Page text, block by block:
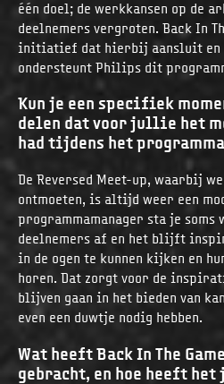
één doel; de werkkansen op de
deelnemers vergroten. Back In
initiatief dat hierbij aansluit en
ondersteunt Philips dit
Kun je een specifiek
delen dat voor jullie het
had tijdens het
De Reversed Meet-up, waarbij
ontmoeten, is altijd weer een
programmamanager sta je soms
deelnemers af en het blijft
in de ogen te kunnen kijken en
horen. Dat zorgt voor de
blijven gaan in het bieden van
even een duwtje nodig hebben.
Wat heeft Back In The
gebracht, en hoe heeft